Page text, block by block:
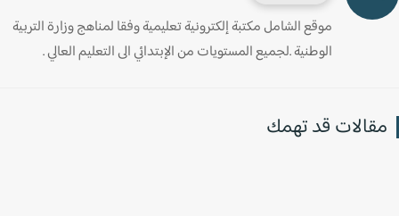
موقع الشامل مكتبة إلكترونية تعليمية وفقا لمناهج وزارة التربية
الوطنية .لجميع المستويات من الإبتدائي الى التعليم العالي .
قد تهمك